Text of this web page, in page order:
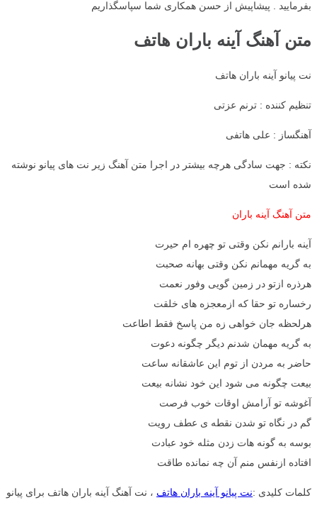
بفرمایید . پیشاپیش از حسن همکاری شما سپاسگذاریم
متن آهنگ آینه باران هاتف
نت پیانو آینه باران هاتف
تنظیم کننده : ترنم عزتی
آهنگساز : علی هاتفی
نکته : جهت سادگی هرچه بیشتر در اجرا متن آهنگ زیر نت های پیانو نوشته
شده است
متن آهنگ آینه باران
آینه بارانم نکن وقتی تو چهره ام حیرت
به گریه مهمانم نکن وقتی بهانه صحبت
هرذره ازتو در زمین گویی وفور نعمت
رخساره تو حقا که ازمعجزه های خلقت
هرلحظه جان خواهی زه من پاسخ فقط اطاعت
به گریه مهمان شدنم دیگر چگونه دعوت
حاضر به مردن از توم این عاشقانه ساعت
بیعت چگونه می شود این خود نشانه بیعت
آغوشه تو آرامش اوقات خوب فرصت
گم در نگاه تو شدن نقطه ی عطف رویت
بوسه به گونه هات زدن مثله خود عبادت
افتاده ازنفس منم آن چه نمانده طاقت
کلمات کلیدی :نت پیانو آینه باران هاتف ، نت آهنگ آینه باران هاتف برای پیانو